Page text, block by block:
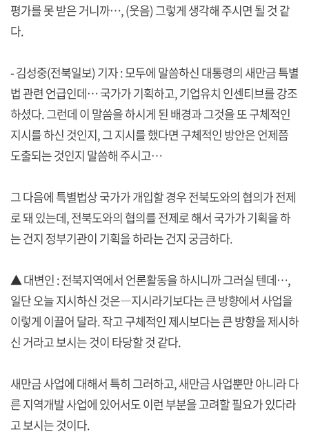
평가를 못 받은 거니까…, (웃음) 그렇게 생각해 주시면 될 것 같
다.
- 김성중(전북일보) 기자 : 모두에 말씀하신 대통령의 새만금 특별
법 관련 언급인데… 국가가 기획하고, 기업유치 인센티브를 강조
하셨다. 그런데 이 말씀을 하시게 된 배경과 그것을 또 구체적인
지시를 하신 것인지, 그 지시를 했다면 구체적인 방안은 언제쯤
도출되는 것인지 말씀해 주시고…
그 다음에 특별법상 국가가 개입할 경우 전북도와의 협의가 전제
로 돼 있는데, 전북도와의 협의를 전제로 해서 국가가 기획을 하
는 건지 정부기관이 기획을 하라는 건지 궁금하다.
▲ 대변인 : 전북지역에서 언론활동을 하시니까 그러실 텐데…,
일단 오늘 지시하신 것은―지시라기보다는 큰 방향에서 사업을
이렇게 이끌어 달라. 작고 구체적인 제시보다는 큰 방향을 제시하
신 거라고 보시는 것이 타당할 것 같다.
새만금 사업에 대해서 특히 그러하고, 새만금 사업뿐만 아니라 다
른 지역개발 사업에 있어서도 이런 부분을 고려할 필요가 있다라
고 보시는 것이다.